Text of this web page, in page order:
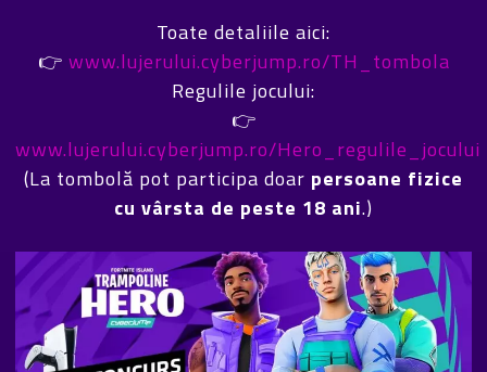
Toate detaliile aici:
👉 www.lujerului.cyberjump.ro/TH_tombola
Regulile jocului:
👉
www.lujerului.cyberjump.ro/Hero_regulile_jocului
(La tombolă pot participa doar persoane fizice
cu vârsta de peste 18 ani.)